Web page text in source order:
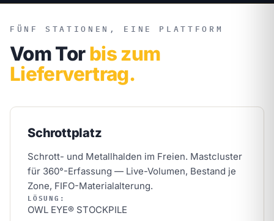
FÜNF STATIONEN, EINE PLATTFORM
Vom Torbis zum
Liefervertrag.
Schrottplatz
Schrott- und Metallhalden im Freien. Mastcluster
für 360°-Erfassung — Live-Volumen, Bestand je
Zone, FIFO-Materialalterung.
LÖSUNG:
OWL EYE® STOCKPILE